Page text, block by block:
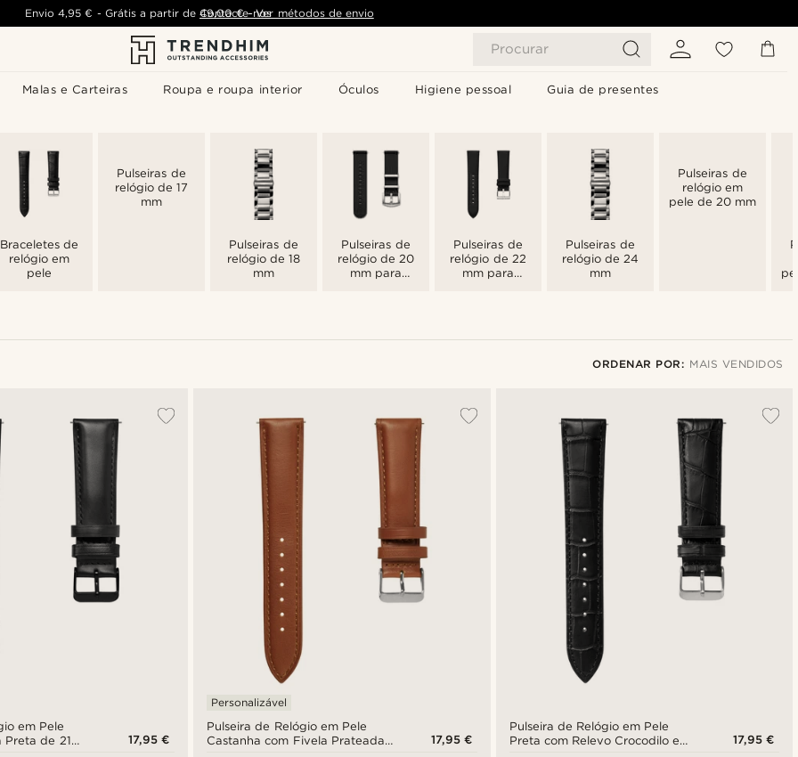
Procurar
Malas e Carteiras Roupa e roupa interior Óculos Higiene pessoal Guia de presentes
Envio 4,95 € - Grátis a partir de 49,00 € - Ver métodos de envio
Contacte-nos
Braceletes de
relógio em
pele
Pulseiras de
relógio de 17
mm
Pulseiras de
relógio de 18
mm
Pulseiras de
relógio de 20
mm para
Pulseiras de
relógio de 22
mm para
Pulseiras de
relógio de 24
mm
Pulseiras de
relógio em
pele de 20 mm
ORDENAR POR: MAIS VENDIDOS
Novidades
Preço mais baixo
Preço mais alto
em Pele
Preta de 21
17,95 €
Pulseira de Relógio em Pele
Castanha com Fivela Prateada
Personalizável
17,95 €
Pulseira de Relógio em Pele
Preta com Relevo Crocodilo e
17,95 €